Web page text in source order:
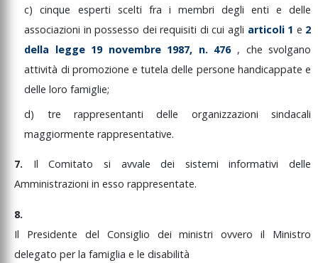
c)cinque esperti scelti fra i membri degli enti edelle
associazioni inpossesso deirequisiti dicui agli articoli 1 e 2
della legge 19 novembre 1987, n. 476 , chesvolgano
attività di promozione etuteladelle persone handicappatee
dellelorofamiglie;
d) trerappresentantidelle organizzazionisindacali
maggiormenterappresentative.
7. IlComitato si avvaledei sistemiinformativi delle
Amministrazioni in esso rappresentate.
8.
Il Presidente del Consiglio deiministriovveroil Ministro
delegato perla famiglia e le disabilità